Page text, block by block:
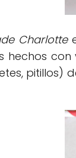
Charlotte
hechos
pitillos)